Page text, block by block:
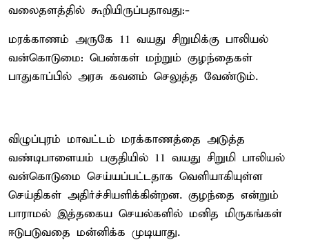
வலைதளத்தில் கூறியிருப்பதாவது:-
மரக்காணம் அருகே 11 வயது சிறுமிக்கு பாலியல்
வன்கொடுமை: பெண்கள் மற்றும் குழந்தைகள்
பாதுகாப்பில் அரசு கவனம் செலுத்த வேண்டும்.
விழுப்புரம் மாவட்டம் மரக்காணத்தை அடுத்த
வண்டிபாளையம் பகுதியில் 11 வயது சிறுமி பாலியல்
வன்கொடுமை செய்யப்பட்டதாக வெளியாகியுள்ள
செய்திகள் அதிர்ச்சியளிக்கின்றன. குழந்தை என்றும்
பாராமல் இத்தகைய செயல்களில் மனித மிருகங்கள்
ஈடுபடுவதை மன்னிக்க முடியாது.